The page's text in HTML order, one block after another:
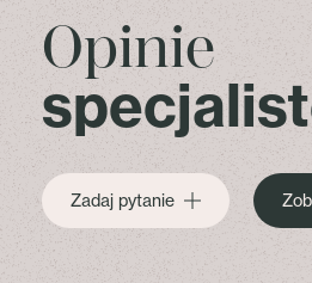
Opinie
Zadaj pytanie